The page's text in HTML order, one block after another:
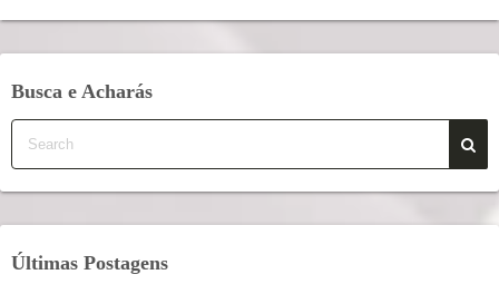
Busca e Acharás
Últimas Postagens